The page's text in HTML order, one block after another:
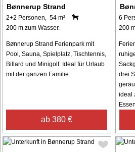
Bønnerup Strand
2+2 Personen, 54 m²
200 m zum Wasser.
Bønnerup Strand Ferienpark mit
Pool, Sauna, Spielplatz, Tischtennis,
Billard und Minigolf. Ideal für Urlaub
mit der ganzen Familie.
ab 380 €
6
200
drei
ideal